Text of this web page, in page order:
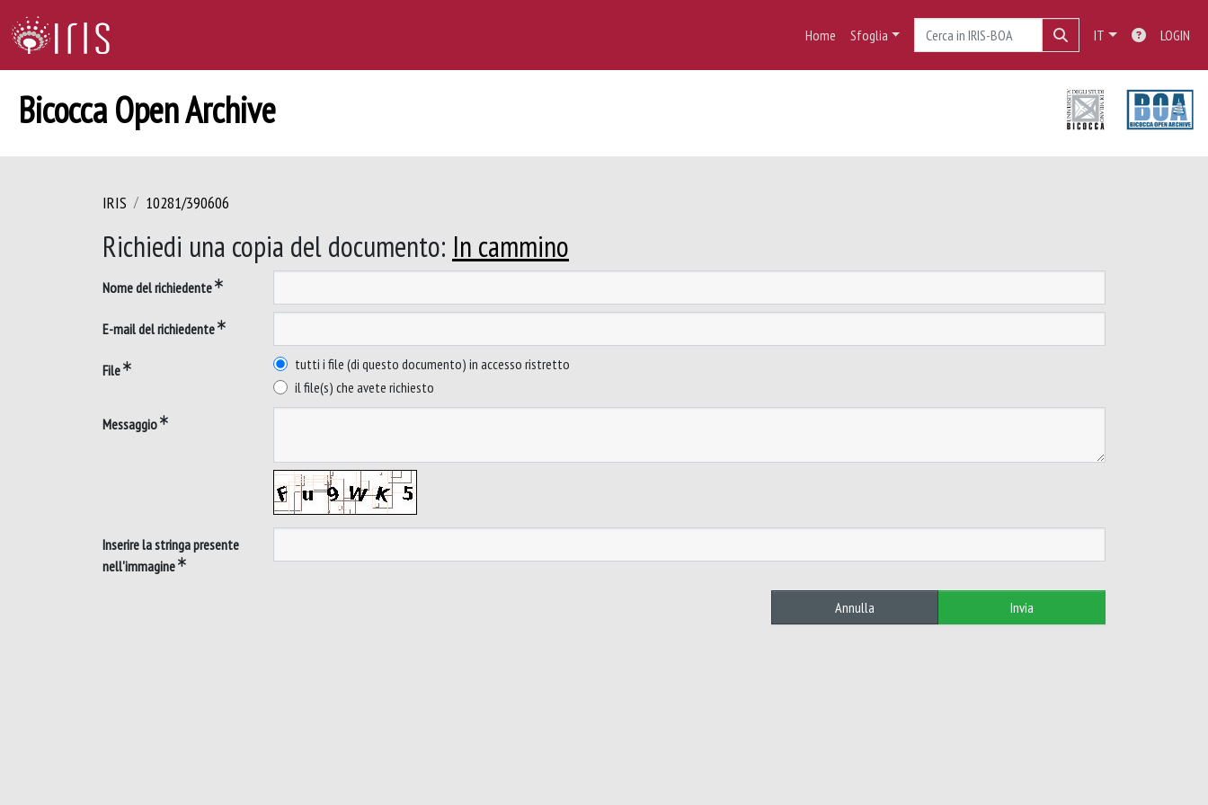
Home Sfoglia IT LOGIN
Bicocca Open Archive
IRIS 10281/390606
Richiedi una copia del documento: In cammino
Nome del richiedente
E-mail del richiedente
File
tutti i file (di questo documento) in accesso ristretto
il file(s) che avete richiesto
Messaggio
Inserire la stringa presente
nell'immagine
Annulla Invia